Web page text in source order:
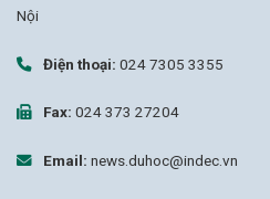
Nội
Điện thoại: 024 7305 3355
Fax: 024 373 27204
Email: news.duhoc@indec.vn